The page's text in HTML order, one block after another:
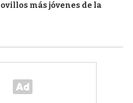
más jóvenes de la